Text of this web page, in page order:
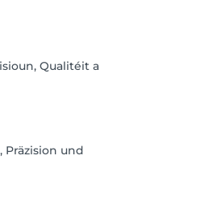
Qualitéit a
und